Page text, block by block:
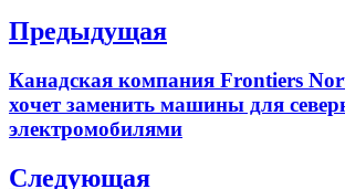
Навигация
записям
Предыдущая
Previous
Канадская компания Frontiers
хочет заменить машины для
электромобилями
Следующая